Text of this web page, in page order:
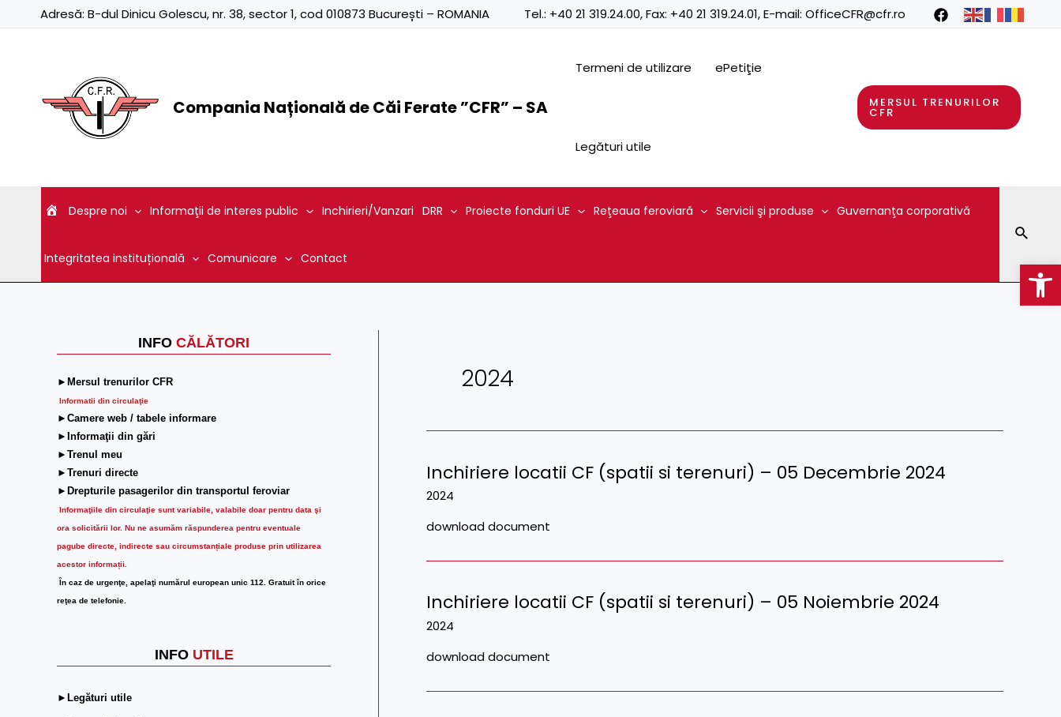
Adresă: B-dul Dinicu Golescu, nr. 38, sector 1, cod 010873 București – ROMANIA Tel.: +40 21 319.24.00, Fax: +40 21 319.24.01, E-mail: OfficeCFR@cfr.ro
Compania Națională de Căi Ferate ”CFR” – SA
Termeni de utilizare ePetiţie
Legături utile
MERSUL TRENURILOR
CFR
Despre noi Informaţii de interes public Inchirieri/Vanzari DRR Proiecte fonduri UE Reţeaua feroviară Servicii şi produse Guvernanţa corporativă
Integritatea instituțională Comunicare Contact
INFO CĂLĂTORI
►Mersul trenurilor CFR
Informatii din circulaţie
►Camere web / tabele informare
►Informaţii din gări
►Trenul meu
►Trenuri directe
►Drepturile pasagerilor din transportul feroviar
Informaţiile din circulaţie sunt variabile, valabile doar pentru data şi
ora solicitării lor. Nu ne asumăm răspunderea pentru eventuale
pagube directe, indirecte sau circumstanțiale produse prin utilizarea
acestor informații.
În caz de urgenţe, apelaţi numărul european unic 112. Gratuit în orice
reţea de telefonie.
INFO UTILE
►Legături utile
2024
Inchiriere locatii CF (spatii si terenuri) – 05 Decembrie 2024
2024
download document
Inchiriere locatii CF (spatii si terenuri) – 05 Noiembrie 2024
2024
download document